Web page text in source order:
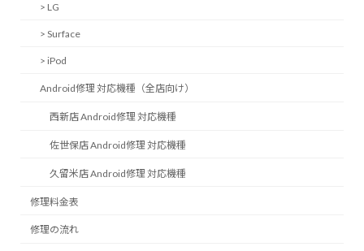
> LG
> Surface
> iPod
Android修理 対応機種（全店向け）
西新店 Android修理 対応機種
佐世保店 Android修理 対応機種
久留米店 Android修理 対応機種
修理料金表
修理の流れ